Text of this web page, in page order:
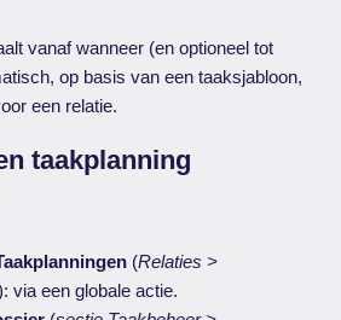
vanaf wanneer (en optioneel tot
op basis van een taaksjabloon,
een relatie.
taakplanning
(Relaties >
via een globale actie.